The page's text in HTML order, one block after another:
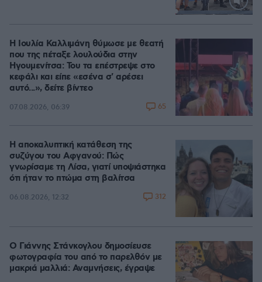
Loaded
Η Ιουλία Καλλιμάνη θύμωσε με θεατή
που της πέταξε λουλούδια στην
Ηγουμενίτσα: Του τα επέστρεψε στο
κεφάλι και είπε «εσένα σ' αρέσει
αυτό...», δείτε βίντεο
07.08.2026, 06:39 65
Η αποκαλυπτική κατάθεση της
συζύγου του Αφγανού: Πώς
γνωρίσαμε τη Λίσα, γιατί υποψιάστηκα
ότι ήταν το πτώμα στη βαλίτσα
06.08.2026, 12:32 312
Ο Γιάννης Στάνκογλου δημοσίευσε
φωτογραφία του από το παρελθόν με
μακριά μαλλιά: Αναμνήσεις, έγραψε